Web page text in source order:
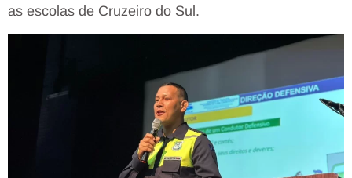
as escolas de Cruzeiro do Sul.